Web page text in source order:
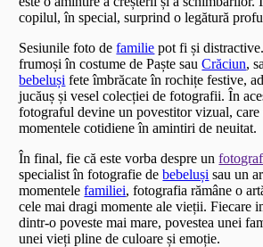
copilul, în special, surprind o legătură
Sesiunile foto defamilie pot fi și
frumoși în costume de Paște sauCrăciun,
bebeluși fete îmbrăcate în rochițe festive,
jucăuș și vesel colecției de fotografii. În
fotograful devine un povestitor vizual, care
momentele cotidiene în amintiri de neuitat.
În final, fie că este vorba despre un
specialist în fotografie debebeluși sau un
momentelefamiliei, fotografia rămâne o
cele mai dragi momente ale vieții. Fiecare
dintr-o poveste mai mare, povestea unei
unei vieți pline de culoare și emoție.